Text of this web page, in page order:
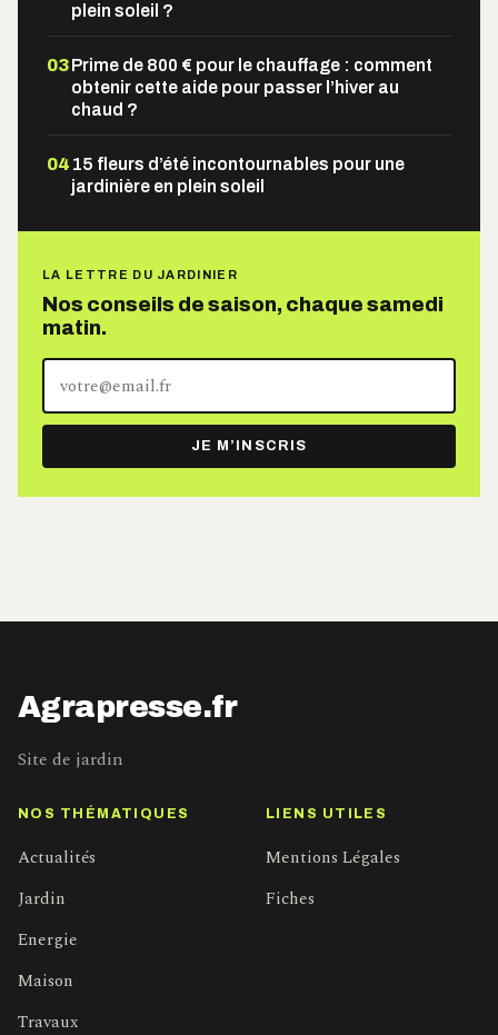
plein soleil ?
03Prime de 800 € pour le chauffage : comment
obtenir cette aide pour passer l’hiver au
chaud ?
04 15 fleurs d’été incontournables pour une
jardinière en plein soleil
LA LETTRE DU JARDINIER
Nos conseils de saison, chaque samedi
matin.
adresse
e-
mail
JE M’INSCRIS
Agrapresse.fr
Site de jardin
NOS THÉMATIQUES
Actualités
Jardin
Energie
Maison
Travaux
LIENS UTILES
Mentions Légales
Fiches